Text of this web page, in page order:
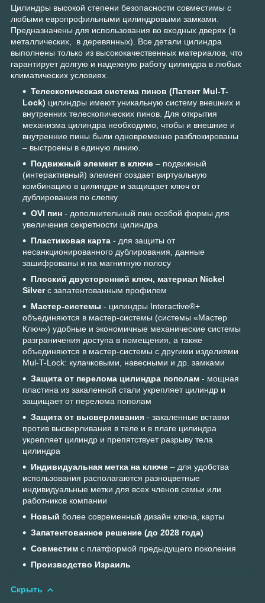
Цилиндры высокой степени безопасности совместимы с
любыми европрофильными цилиндровыми замками.
Предназначены для использования во входных дверях (в
металлических, в деревянных). Все детали цилиндра
выполнены только из высококачественных материалов, что
гарантирует долгую и надежную работу цилиндра в любых
климатических условиях.
Телескопическая система пинов (Патент Mul-T-
Lock) цилиндры имеют уникальную систему внешних и
внутренних телескопических пинов. Для открытия
механизма цилиндра необходимо, чтобы и внешние и
внутренние пины были одновременно разблокированы
– выстроены в единую линию.
Подвижный элемент в ключе – подвижный
(интерактивный) элемент создает виртуальную
комбинацию в цилиндре и защищает ключ от
дублирования по слепку
OVI пин - дополнительный пин особой формы для
увеличения секретности цилиндра
Пластиковая карта - для защиты от
несанкционированного дублирования, данные
зашифрованы и на магнитную полосу
Плоский двусторонний ключ, материал Nickel
Silverс запатентованным профилем
Мастер-системы - цилиндры Interactive®+
объединяются в мастер-системы (системы «Мастер
Ключ») удобные и экономичные механические системы
разграничения доступа в помещения, а также
объединяются в мастер-системы с другими изделиями
Mul-T-Lock: кулачковыми, навесными и др. замками
Защита от перелома цилиндра пополам - мощная
пластина из закаленной стали укрепляет цилиндр и
защищает от перелома пополам
Защита от высверливания - закаленные вставки
против высверливания в теле и в плаге цилиндра
укрепляет цилиндр и препятствует разрыву тела
цилиндра
Индивидуальная метка на ключе – для удобства
использования располагаются разноцветные
индивидуальные метки для всех членов семьи или
работников компании
Новый более современный дизайн ключа, карты
Запатентованное решение (до 2028 года)
Совместим с платформой предыдущего поколения
Производство Израиль
Скрыть